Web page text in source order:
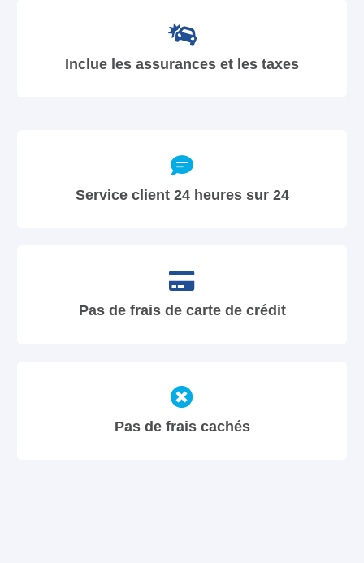
Inclue les assurances et les taxes
Service client 24 heures sur 24
Pas de frais de carte de crédit
Pas de frais cachés